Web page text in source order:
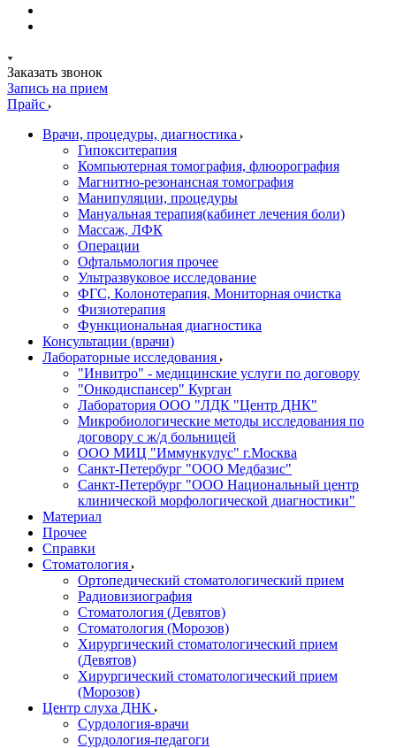
Заказать звонок
Запись на прием
Прайс
Врачи, процедуры, диагностика
Гипокситерапия
Компьютерная томография, флюорография
Магнитно-резонансная томография
Манипуляции, процедуры
Мануальная терапия(кабинет лечения боли)
Массаж, ЛФК
Операции
Офтальмология прочее
Ультразвуковое исследование
ФГС, Колонотерапия, Мониторная очистка
Физиотерапия
Функциональная диагностика
Консультации (врачи)
Лабораторные исследования
"Инвитро" - медицинские услуги по договору
"Онкодиспансер" Курган
Лаборатория ООО "ЛДК "Центр ДНК"
Микробиологические методы исследования по
договору с ж/д больницей
ООО МИЦ "Иммункулус" г.Москва
Санкт-Петербург "ООО Медбазис"
Санкт-Петербург "ООО Национальный центр
клинической морфологической диагностики"
Материал
Прочее
Справки
Стоматология
Ортопедический стоматологический прием
Радиовизиография
Стоматология (Девятов)
Стоматология (Морозов)
Хирургический стоматологический прием
(Девятов)
Хирургический стоматологический прием
(Морозов)
Центр слуха ДНК
Сурдология-врачи
Сурдология-педагоги